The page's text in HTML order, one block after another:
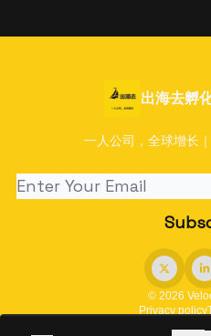
出海去孵
一人公司，全球增长
© 2026
Privacy policy